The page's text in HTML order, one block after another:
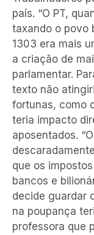
país. “O PT,
taxando o povo
1303 era mais
a criação de
parlamentar.
texto não
fortunas, como
teria impacto
aposentados.
que os
bancos e
decide guardar
na poupança
professora que